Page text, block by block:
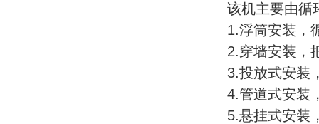
该机主要由循
1.浮筒安装，
2.穿墙安装，
3.投放式安装
4.管道式安装
5.悬挂式安装